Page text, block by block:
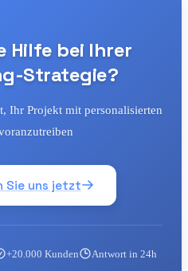
Hilfe bei Ihrer
Strategie?
Ihr Projekt mit personalisierten
Sie uns jetzt
+20.000 Kunden Antwort in 24h